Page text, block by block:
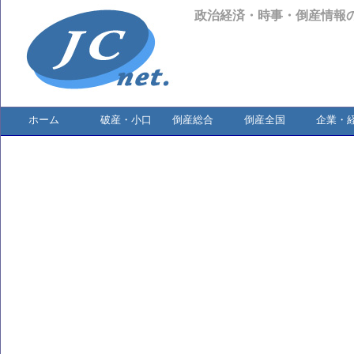
政治経済・時事・倒産情報
ホーム 破産・小口 倒産総合 倒産全国 企業・